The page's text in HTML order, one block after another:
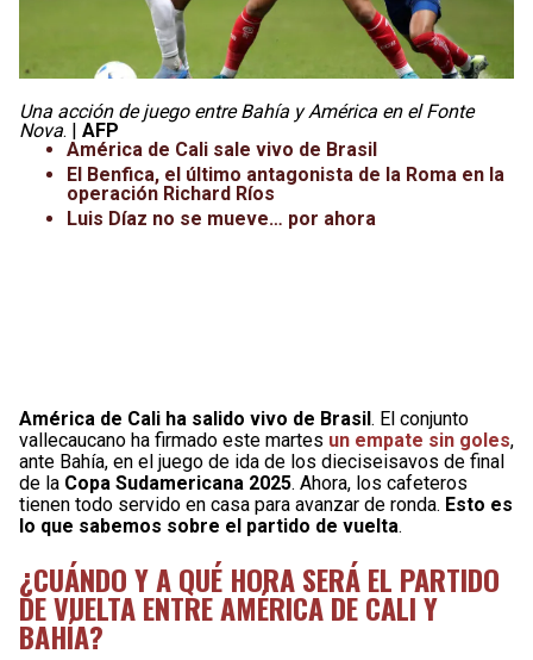
Una acción de juego entre Bahía y América en el Fonte
Nova. | AFP
América de Cali sale vivo de Brasil
El Benfica, el último antagonista de la Roma en la
operación Richard Ríos
Luis Díaz no se mueve… por ahora
América de Cali ha salido vivo de Brasil . El conjunto
vallecaucano ha firmado este martes un empate sin goles,
ante Bahía, en el juego de ida de los dieciseisavos de final
de la Copa Sudamericana 2025. Ahora, los cafeteros
tienen todo servido en casa para avanzar de ronda. Esto es
lo que sabemos sobre el partido de vuelta.
¿CUÁNDO Y A QUÉ HORA SERÁ EL PARTIDO
DE VUELTA ENTRE AMÉRICA DE CALI Y
BAHÍA?